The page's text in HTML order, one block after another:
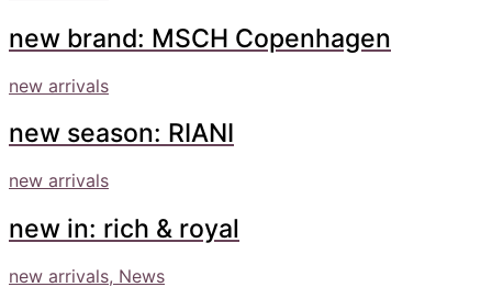
new brand: MSCH Copenhagen
new arrivals
new season: RIANI
new arrivals
new in: rich & royal
new arrivals, News